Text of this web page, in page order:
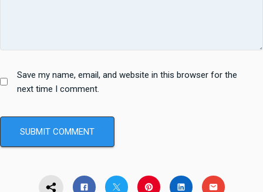
Save my name, email, and website in this browser for the
next time I comment.